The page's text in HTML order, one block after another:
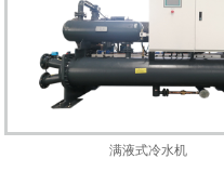
满液式冷水机